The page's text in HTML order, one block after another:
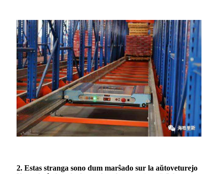
2. Estas stranga sono dum marŝado sur la aŭtoveturejo